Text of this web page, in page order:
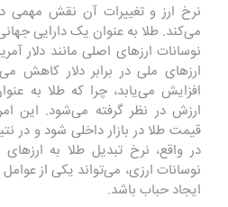
نرخ ارز و تغییرات آن نقش مهمی
می‌کند. طلا به عنوان یک دارایی
نوسانات ارزهای اصلی مانند دلار
ارزهای ملی در برابر دلار کاهش
افزایش می‌یابد، چرا که طلا به
ارزش در نظر گرفته می‌شود. این
قیمت طلا در بازار داخلی شود و در
در واقع، نرخ تبدیل طلا به
نوسانات ارزی، می‌تواند یکی از
ایجاد حباب باشد.